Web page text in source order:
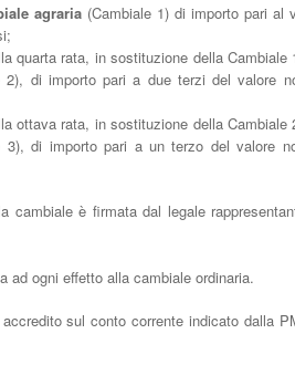
agraria(Cambiale 1) di importo pari al
quarta rata, in sostituzione della
2), di importo pari a due terzi del valore
ottava rata, in sostituzione della
3), di importo pari a un terzo del valore
cambiale è firmata dal legale
ad ogni effetto alla cambiale ordinaria.
accredito sul conto corrente indicato dalla